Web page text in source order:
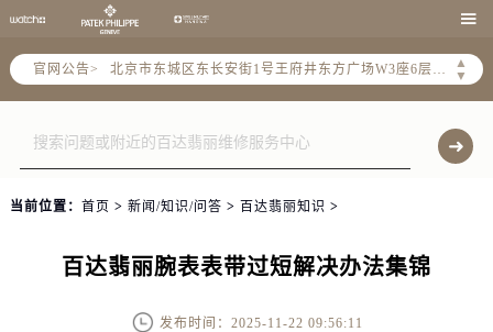

官网公告>
▲
▼
北京市东城区东长安街1号王府井东方广场W3座6层602室售后服务中心（需提前预约）
节假日正常营业！
当前位置： 首页 > 新闻/知识/问答 > 百达翡丽知识 >
百达翡丽腕表表带过短解决办法集锦
发布时间：2025-11-22 09:56:11